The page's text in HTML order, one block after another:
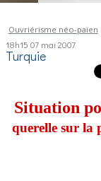
Ouvriérisme néo-païen
18h15 07 mai 2007
Turquie
Situation
querelle sur la